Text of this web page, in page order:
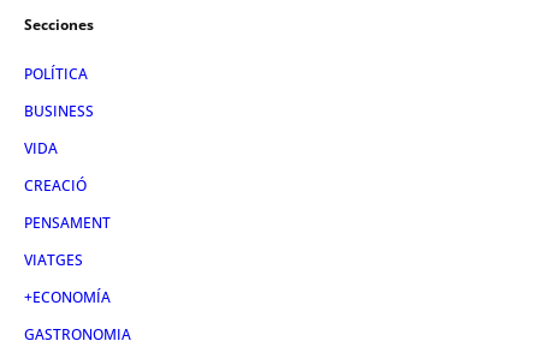
Secciones
POLÍTICA
BUSINESS
VIDA
CREACIÓ
PENSAMENT
VIATGES
+ECONOMÍA
GASTRONOMIA